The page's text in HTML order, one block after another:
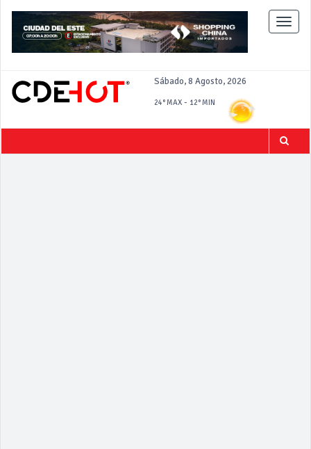
Sábado, 8 Agosto, 2026
24°MAX - 12°MIN
Toggle